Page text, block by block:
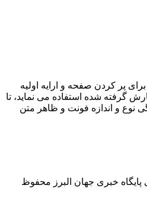
پر کردن صفحه و ارایه اولیه
شده استفاده می نماید، تا
نوع و اندازه فونت و ظاهر متن
خبری جهان البرز محفوظ